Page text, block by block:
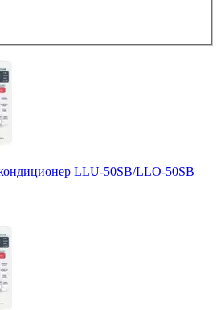
LLU-50SB/LLO-50SB